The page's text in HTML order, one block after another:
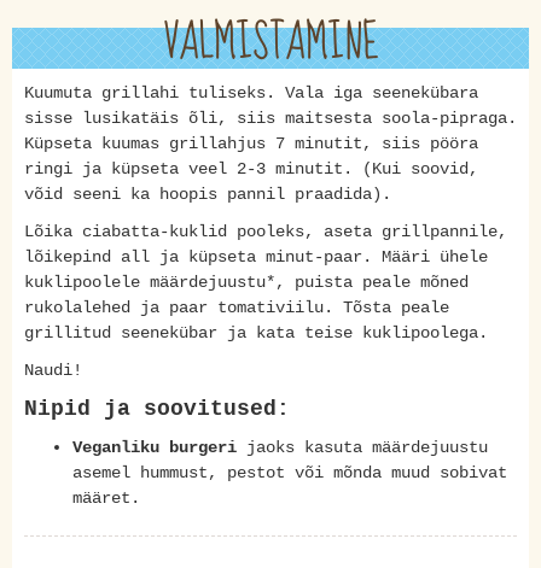
VALMISTAMINE
Kuumuta grillahi tuliseks. Vala iga seenekübara
sisse lusikatäis õli, siis maitsesta soola-pipraga.
Küpseta kuumas grillahjus 7 minutit, siis pööra
ringi ja küpseta veel 2-3 minutit. (Kui soovid,
võid seeni ka hoopis pannil praadida).
Lõika ciabatta-kuklid pooleks, aseta grillpannile,
lõikepind all ja küpseta minut-paar. Määri ühele
kuklipoolele määrdejuustu*, puista peale mõned
rukolalehed ja paar tomativiilu. Tõsta peale
grillitud seenekübar ja kata teise kuklipoolega.
Naudi!
Nipid ja soovitused:
Veganliku burgeri jaoks kasuta määrdejuustu
asemel hummust, pestot või mõnda muud sobivat
määret.